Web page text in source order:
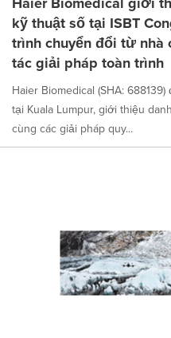
kỹ thuật số tại ISBT
trình chuyển đổi từ nhà
tác giải pháp toàn trình
Haier Biomedical (SHA:
tại Kuala Lumpur, giới thiệu
cùng các giải pháp quy...